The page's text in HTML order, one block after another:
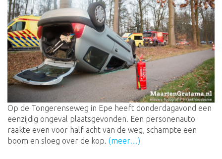
Op de Tongerenseweg in Epe heeft donderdagavond een
eenzijdig ongeval plaatsgevonden. Een personenauto
raakte even voor half acht van de weg, schampte een
boom en sloeg over de kop. (meer…)